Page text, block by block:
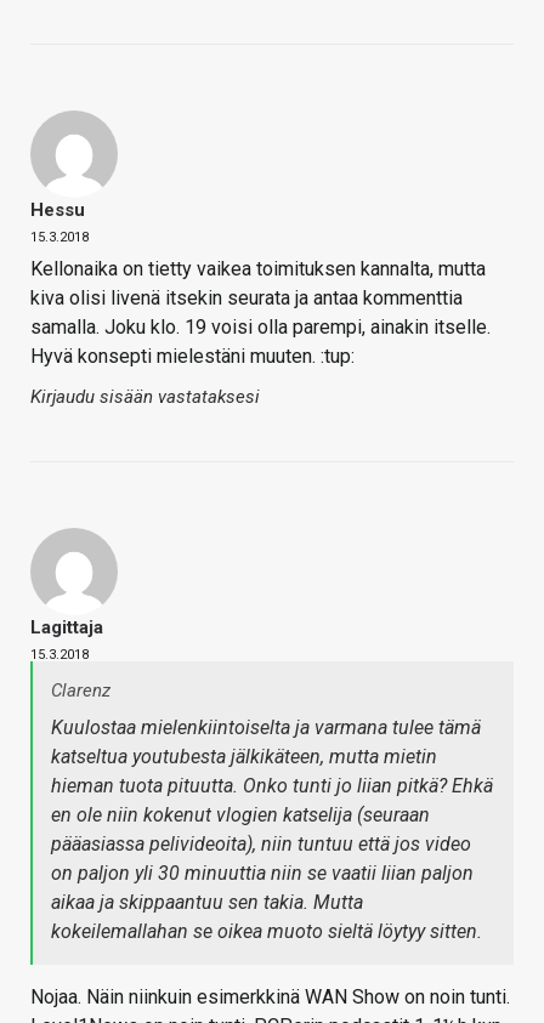
Hessu
15.3.2018
Kellonaika on tietty vaikea toimituksen kannalta, mutta
kiva olisi livenä itsekin seurata ja antaa kommenttia
samalla. Joku klo. 19 voisi olla parempi, ainakin itselle.
Hyvä konsepti mielestäni muuten. :tup:
Kirjaudu sisään vastataksesi
Lagittaja
15.3.2018
Clarenz
Kuulostaa mielenkiintoiselta ja varmana tulee tämä
katseltua youtubesta jälkikäteen, mutta mietin
hieman tuota pituutta. Onko tunti jo liian pitkä? Ehkä
en ole niin kokenut vlogien katselija (seuraan
pääasiassa pelivideoita), niin tuntuu että jos video
on paljon yli 30 minuuttia niin se vaatii liian paljon
aikaa ja skippaantuu sen takia. Mutta
kokeilemallahan se oikea muoto sieltä löytyy sitten.
Nojaa. Näin niinkuin esimerkkinä WAN Show on noin tunti.